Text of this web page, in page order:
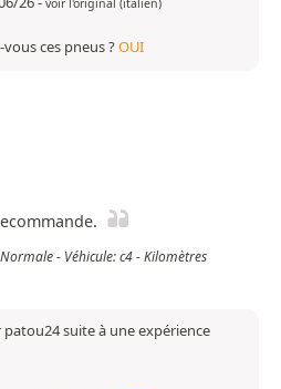
vous ces pneus ?OUI
- Véhicule: c4 - Kilomètres
suite à une expérience